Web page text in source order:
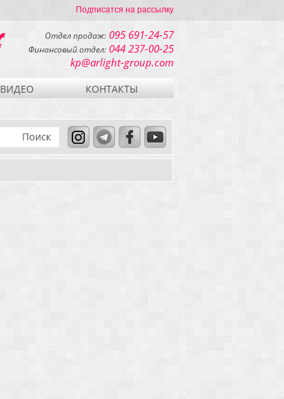
Подписатся на рассылку
Отдел продаж: 095 691-24-57
Финансовый отдел: 044 237-00-25
kp@arlight-group.com
ВИДЕО КОНТАКТЫ